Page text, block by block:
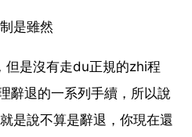
是雖然
但是沒有走du正規的zhi程
辭退的一系列手續，所以說
是說不算是辭退，你現在還